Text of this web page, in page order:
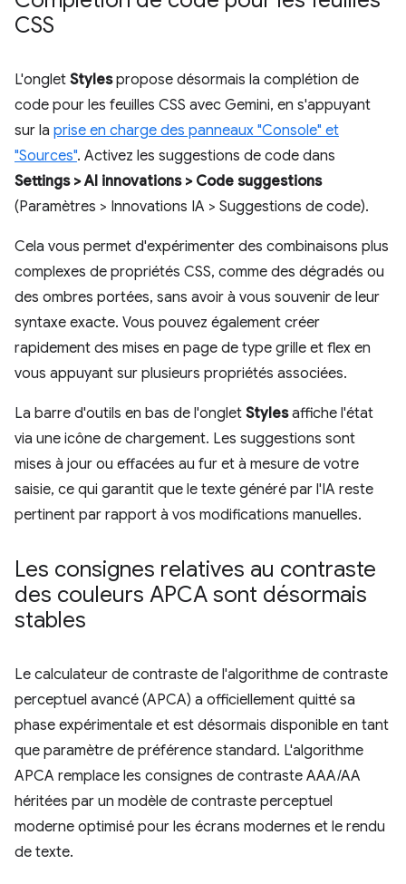
CSS
L'onglet Stylespropose désormais la complétion de
code pour les feuilles CSS avec Gemini, en s'appuyant
sur la prise en charge des panneaux "Console" et
"Sources". Activez les suggestions de code dans
Settings > AI innovations > Code suggestions
(Paramètres > Innovations IA > Suggestions de code).
Cela vous permet d'expérimenter des combinaisons plus
complexes de propriétés CSS, comme des dégradés ou
des ombres portées, sans avoir à vous souvenir de leur
syntaxe exacte. Vous pouvez également créer
rapidement des mises en page de type grille et flex en
vous appuyant sur plusieurs propriétés associées.
La barre d'outils en bas de l'onglet Stylesaffiche l'état
via une icône de chargement. Les suggestions sont
mises à jour ou effacées au fur et à mesure de votre
saisie, ce qui garantit que le texte généré par l'IA reste
pertinent par rapport à vos modifications manuelles.
Les consignes relatives au contraste
des couleurs APCA sont désormais
stables
Le calculateur de contraste de l'algorithme de contraste
perceptuel avancé (APCA) a officiellement quitté sa
phase expérimentale et est désormais disponible en tant
que paramètre de préférence standard. L'algorithme
APCA remplace les consignes de contraste AAA/AA
héritées par un modèle de contraste perceptuel
moderne optimisé pour les écrans modernes et le rendu
de texte.